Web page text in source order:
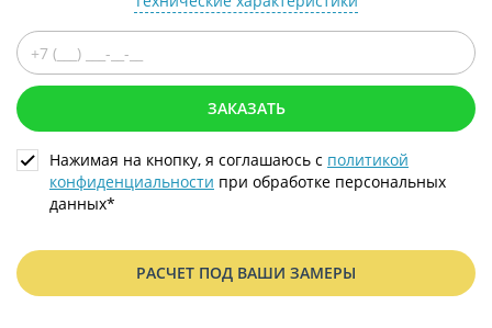
ЗАКАЗАТЬ
Нажимая на кнопку, я соглашаюсь с политикой
конфиденциальности при обработке персональных
данных*
РАСЧЕТ ПОД ВАШИ ЗАМЕРЫ